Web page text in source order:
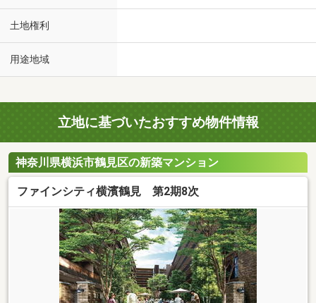
土地権利
用途地域
立地に基づいたおすすめ物件情報
神奈川県横浜市鶴見区の新築マンション
ファインシティ横濱鶴見 第2期8次